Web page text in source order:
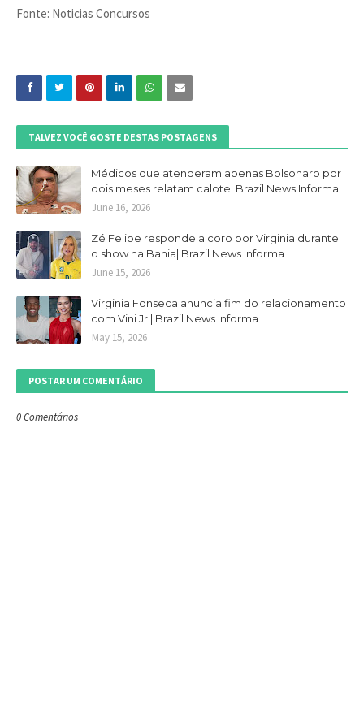
Fonte: Noticias Concursos
TALVEZ VOCÊ GOSTE DESTAS POSTAGENS
Médicos que atenderam apenas Bolsonaro por
dois meses relatam calote| Brazil News Informa
June 16, 2026
Zé Felipe responde a coro por Virginia durante
o show na Bahia| Brazil News Informa
June 15, 2026
Virginia Fonseca anuncia fim do relacionamento
com Vini Jr.| Brazil News Informa
May 15, 2026
POSTAR UM COMENTÁRIO
0 Comentários